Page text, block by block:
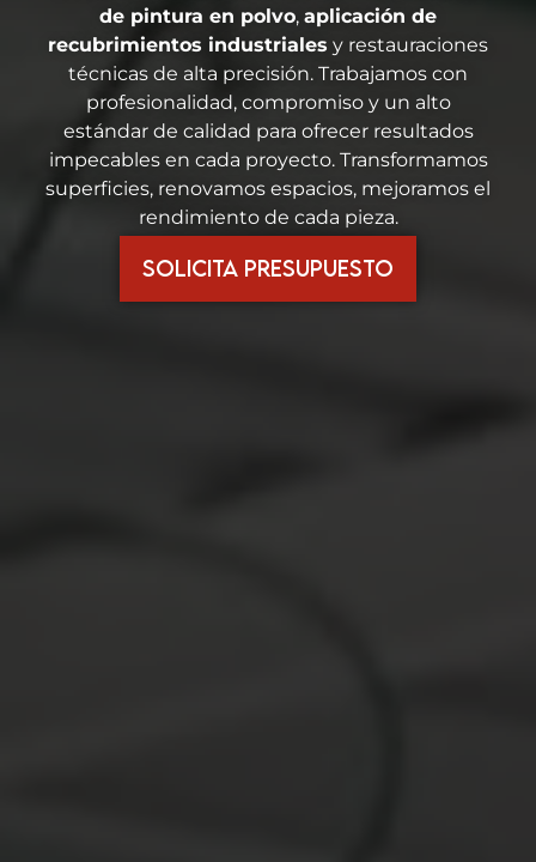
de pintura en polvo, aplicación de
recubrimientos industriales y restauraciones
técnicas de alta precisión. Trabajamos con
profesionalidad, compromiso y un alto
estándar de calidad para ofrecer resultados
impecables en cada proyecto. Transformamos
superficies, renovamos espacios, mejoramos el
rendimiento de cada pieza.
SOLICITA PRESUPUESTO